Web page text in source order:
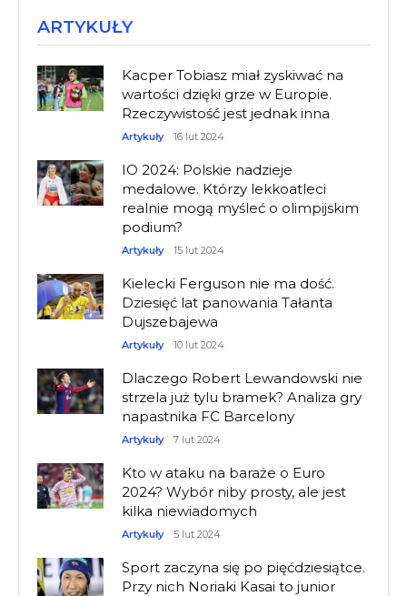
ARTYKUŁY
Kacper Tobiasz miał zyskiwać na
wartości dzięki grze w Europie.
Rzeczywistość jest jednak inna
Artykuły 16 lut 2024
IO 2024: Polskie nadzieje
medalowe. Którzy lekkoatleci
realnie mogą myśleć o olimpijskim
podium?
Artykuły 15 lut 2024
Kielecki Ferguson nie ma dość.
Dziesięć lat panowania Tałanta
Dujszebajewa
Artykuły 10 lut 2024
Dlaczego Robert Lewandowski nie
strzela już tylu bramek? Analiza gry
napastnika FC Barcelony
Artykuły 7 lut 2024
Kto w ataku na baraże o Euro
2024? Wybór niby prosty, ale jest
kilka niewiadomych
Artykuły 5 lut 2024
Sport zaczyna się po pięćdziesiątce.
Przy nich Noriaki Kasai to junior